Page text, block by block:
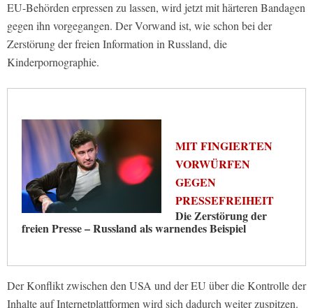
EU-Behörden erpressen zu lassen, wird jetzt mit härteren Bandagen
gegen ihn vorgegangen. Der Vorwand ist, wie schon bei der
Zerstörung der freien Information in Russland, die
Kinderpornographie.
MIT FINGIERTEN
VORWÜRFEN
GEGEN
PRESSEFREIHEIT
Die Zerstörung der
freien Presse – Russland als warnendes Beispiel
Der Konflikt zwischen den USA und der EU über die Kontrolle der
Inhalte auf Internetplattformen wird sich dadurch weiter zuspitzen.